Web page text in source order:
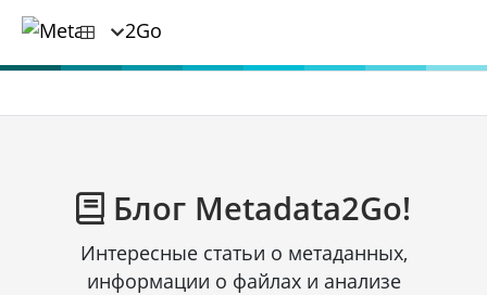
Блог Metadata2Go!
Интересные статьи о метаданных,
информации о файлах и анализе